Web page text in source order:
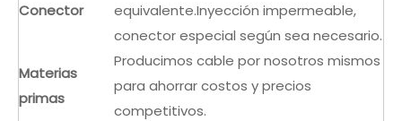
Conector
equivalente.Inyección impermeable,
conector especial según sea necesario.
Materias
primas
Producimos cable por nosotros mismos
para ahorrar costos y precios
competitivos.